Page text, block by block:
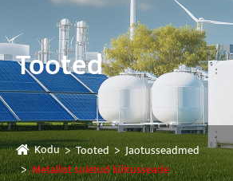
Tooted
Kodu Tooted
Jaotusseadmed
Metallist suletud lülitusseade